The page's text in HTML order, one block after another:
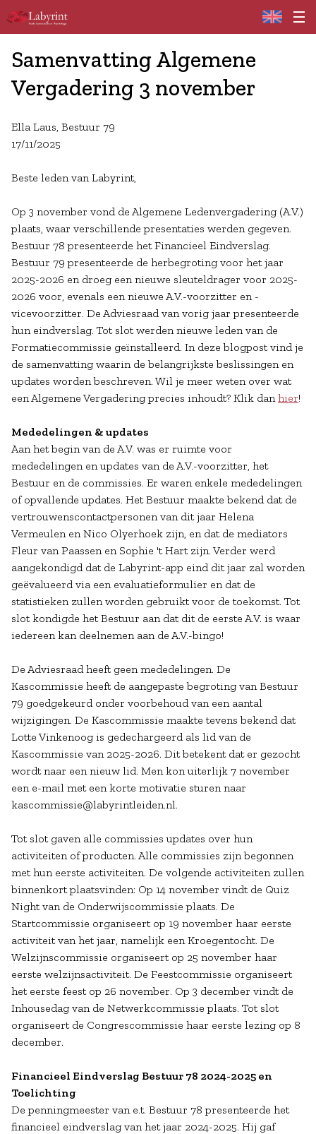
Home
Samenvatting Algemene
Vergadering 3 november
Ella Laus, Bestuur 79
17/11/2025
Beste leden van Labyrint,
Op 3 november vond de Algemene Ledenvergadering (A.V.)
plaats, waar verschillende presentaties werden gegeven.
Bestuur 78 presenteerde het Financieel Eindverslag.
Bestuur 79 presenteerde de herbegroting voor het jaar
2025-2026 en droeg een nieuwe sleuteldrager voor 2025-
2026 voor, evenals een nieuwe A.V.-voorzitter en -
vicevoorzitter. De Adviesraad van vorig jaar presenteerde
hun eindverslag. Tot slot werden nieuwe leden van de
Formatiecommissie geïnstalleerd. In deze blogpost vind je
de samenvatting waarin de belangrijkste beslissingen en
updates worden beschreven. Wil je meer weten over wat
een Algemene Vergadering precies inhoudt? Klik danhier!
Mededelingen & updates
Aan het begin van de A.V. was er ruimte voor
mededelingen en updates van de A.V.-voorzitter, het
Bestuur en de commissies. Er waren enkele mededelingen
of opvallende updates. Het Bestuur maakte bekend dat de
vertrouwenscontactpersonen van dit jaar Helena
Vermeulen en Nico Olyerhoek zijn, en dat de mediators
Fleur van Paassen en Sophie 't Hart zijn. Verder werd
aangekondigd dat de Labyrint-app eind dit jaar zal worden
geëvalueerd via een evaluatieformulier en dat de
statistieken zullen worden gebruikt voor de toekomst. Tot
slot kondigde het Bestuur aan dat dit de eerste A.V. is waar
iedereen kan deelnemen aan de A.V.-bingo!
De Adviesraad heeft geen mededelingen. De
Kascommissie heeft de aangepaste begroting van Bestuur
79 goedgekeurd onder voorbehoud van een aantal
wijzigingen. De Kascommissie maakte tevens bekend dat
Lotte Vinkenoog is gedechargeerd als lid van de
Kascommissie van 2025-2026. Dit betekent dat er gezocht
wordt naar een nieuw lid. Men kon uiterlijk 7 november
een e-mail met een korte motivatie sturen naar
kascommissie@labyrintleiden.nl.
Tot slot gaven alle commissies updates over hun
activiteiten of producten. Alle commissies zijn begonnen
met hun eerste activiteiten. De volgende activiteiten zullen
binnenkort plaatsvinden: Op 14 november vindt de Quiz
Night van de Onderwijscommissie plaats. De
Startcommissie organiseert op 19 november haar eerste
activiteit van het jaar, namelijk een Kroegentocht. De
Welzijnscommissie organiseert op 25 november haar
eerste welzijnsactiviteit. De Feestcommissie organiseert
het eerste feest op 26 november. Op 3 december vindt de
Inhousedag van de Netwerkcommissie plaats. Tot slot
organiseert de Congrescommissie haar eerste lezing op 8
december.
Financieel Eindverslag Bestuur 78 2024-2025 en
Toelichting
De penningmeester van e.t. Bestuur 78 presenteerde het
financieel eindverslag van het jaar 2024-2025. Hij gaf